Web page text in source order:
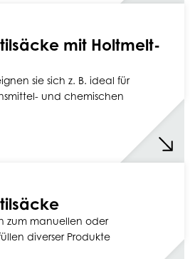
mit Holtmelt-
sie sich z. B. ideal für
und chemischen
zum manuellen oder
diverser Produkte